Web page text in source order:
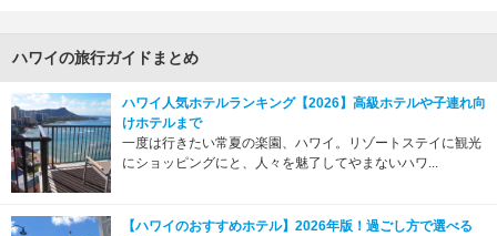
ハワイの旅行ガイドまとめ
ハワイ人気ホテルランキング【2026】高級ホテルや子連れ向
けホテルまで
一度は行きたい常夏の楽園、ハワイ。リゾートステイに観光
にショッピングにと、人々を魅了してやまないハワ...
【ハワイのおすすめホテル】2026年版！過ごし方で選べる